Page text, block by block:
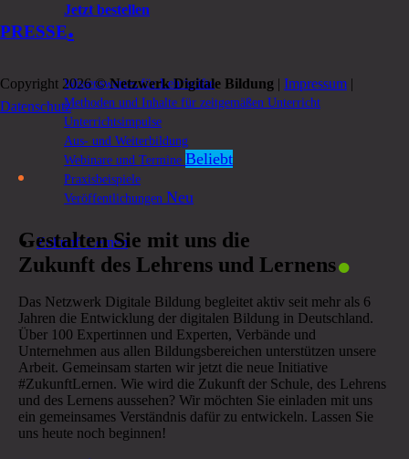
Jetzt bestellen
Wissenswertes für Lehrkräfte
Methoden und Inhalte für zeitgemäßen Unterricht
Unterrichtsimpulse
Aus- und Weiterbildung
Webinare und Termine
Praxisbeispiele
Veröffentlichungen
Zukunft Lernen
PRESSE.
Copyright 2026 ©Netzwerk Digitale Bildung | Impressum |
Datenschutz
Gestalten Sie mit uns die
Zukunft des Lehrens und Lernens.
Das Netzwerk Digitale Bildung begleitet aktiv seit mehr als 6
Jahren die Entwicklung der digitalen Bildung in Deutschland.
Über 100 Expertinnen und Experten, Verbände und
Unternehmen aus allen Bildungsbereichen unterstützen unsere
Arbeit. Gemeinsam starten wir jetzt die neue Initiative
#ZukunftLernen. Wie wird die Zukunft der Schule, des Lehrens
und des Lernens aussehen? Wir möchten Sie einladen mit uns
ein gemeinsames Verständnis dafür zu entwickeln. Lassen Sie
uns heute noch beginnen!